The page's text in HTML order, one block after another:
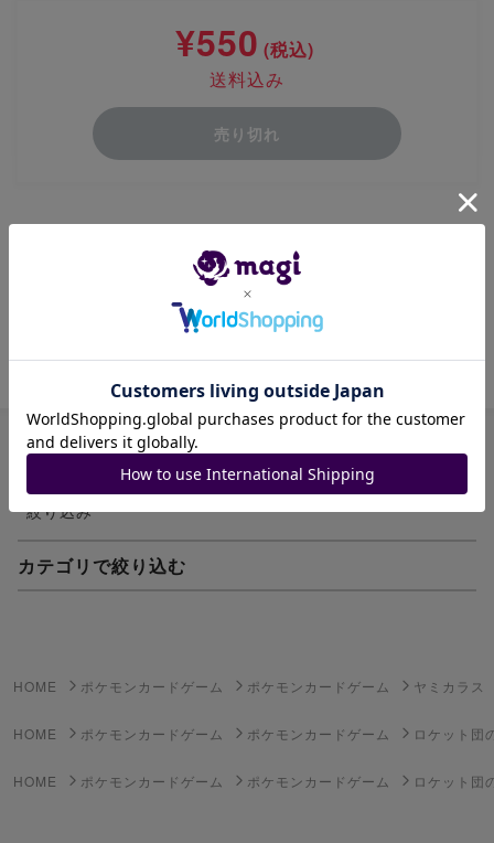
¥550 (税込)
送料込み
売り切れ
ロケット団のヤミカラス arです♪
商品ID: 2076281649
絞り込み
カテゴリで絞り込む
HOME ポケモンカードゲーム ポケモンカードゲーム ヤミカラス
HOME ポケモンカードゲーム ポケモンカードゲーム ロケット団
HOME ポケモンカードゲーム ポケモンカードゲーム ロケット団